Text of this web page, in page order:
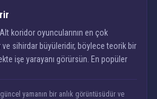
koridor oyuncularının en çok
ve sihirdar büyüleridir, böylece teorik bir
işe yarayanı görürsün. En popüler
yamanın bir anlık görüntüsüdür ve